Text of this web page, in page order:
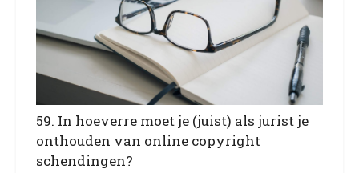
59. In hoeverre moet je (juist) als jurist je
onthouden van online copyright
schendingen?